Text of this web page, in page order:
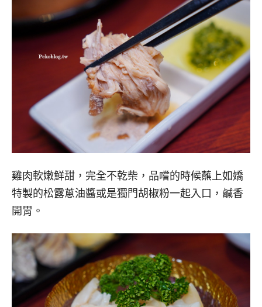
雞肉軟嫩鮮甜，完全不乾柴，品嚐的時候蘸上如嬌
特製的松露蔥油醬或是獨門胡椒粉一起入口，鹹香
開胃。